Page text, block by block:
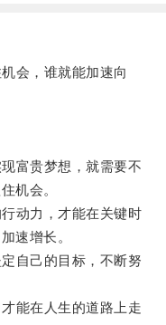
会，谁就能加速向
富贵梦想，就需要不
机会。
动力，才能在关键时
速增长。
自己的目标，不断努
能在人生的道路上走